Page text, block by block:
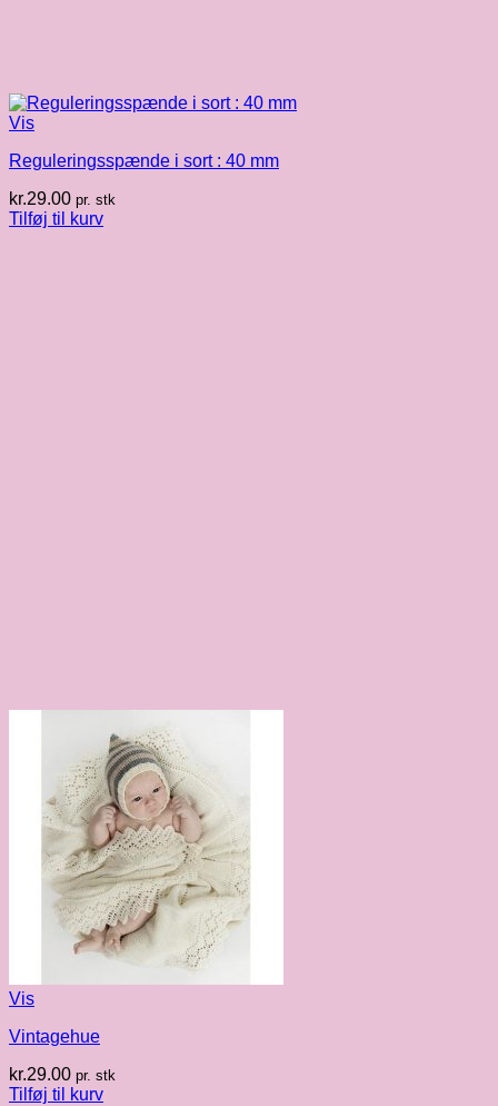
Vis
Reguleringsspænde i sort : 40 mm
kr.29.00 pr. stk
Tilføj til kurv
Vis
Vintagehue
kr.29.00 pr. stk
Tilføj til kurv